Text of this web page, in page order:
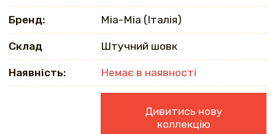
Бренд: Mia-Mia (Італія)
Склад Штучний шовк
Наявність: Немає в наявності
Дивитись нову
коллекцію